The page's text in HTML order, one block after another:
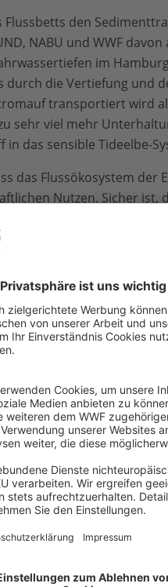
Flussbetts den
NABU und WWF
im
durch die Vertiefung und
transportiert wird
sehr viel mehr
in das sensible Tideelbe-
das Flussökosystem
Nutzen. Sicher
Hafens, die jetzt schon
der Umweltverbände
Verlust wertvoller
stellt sich mit
heraus“.
Elbvertiefungsplanung
In 2020 hat der
von
hat. Als Folge der
Verlandung und
Fluss, die Brut vieler
wie der Tideauwald